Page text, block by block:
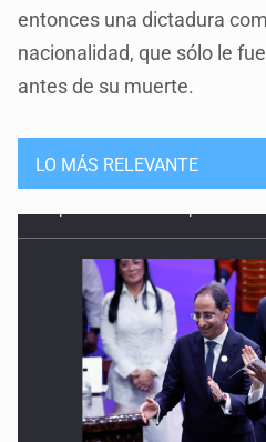
entonces una dictadura
nacionalidad, que sólo le
antes de su muerte.
LO MÁS RELEVANTE